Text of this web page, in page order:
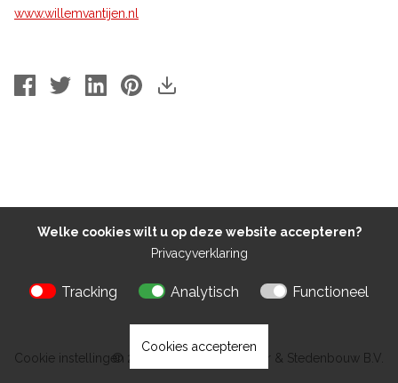
Welke cookies wilt u op deze website accepteren?
Privacyverklaring
Tracking Analytisch Functioneel
Cookies accepteren
www.willemvantijen.nl
Cookie instellingen© 2026 Kokon Architectuur & Stedenbouw B.V.